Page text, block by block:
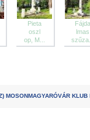
Pieta
oszl
op, M...
Fájda
lmas
MOSONMAGYARÓVÁR